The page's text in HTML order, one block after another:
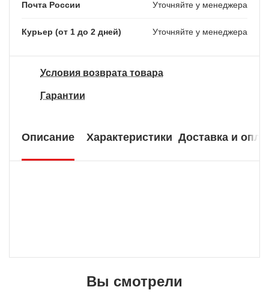
Почта России Уточняйте у менеджера
Курьер (от 1 до 2 дней) Уточняйте у менеджера
Условия возврата товара
Гарантии
Описание Характеристики Доставка и
Вы смотрели